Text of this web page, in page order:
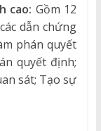
cao: Gồm 12
dẫn chứng
phán quyết
quyết định;
sát; Tạo sự